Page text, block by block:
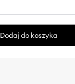
Dodaj do koszyka